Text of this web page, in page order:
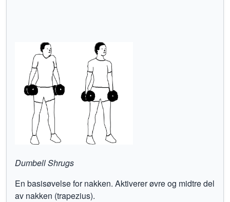
Dumbell Shrugs
En basisøvelse for nakken. Aktiverer øvre og midtre del
av nakken (trapezius).